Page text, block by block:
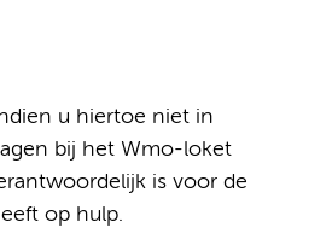
u hiertoe niet in
bij het Wmo-loket
is voor de
op hulp.